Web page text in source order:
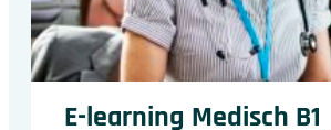
E-learning Medisch B1